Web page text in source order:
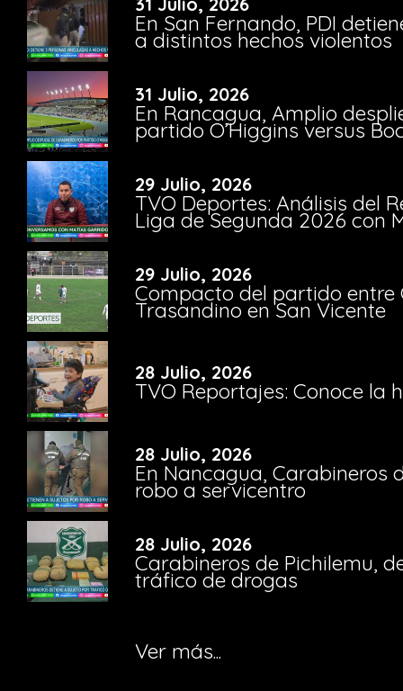
En San Fernando, PDI
a distintos hechos violentos
31 Julio, 2026
En Rancagua, Amplio
partido O’Higgins versus
29 Julio, 2026
TVO Deportes: Análisis del
Liga de Segunda 2026 con
29 Julio, 2026
Compacto del partido entre
Trasandino en San Vicente
28 Julio, 2026
TVO Reportajes: Conoce la
28 Julio, 2026
En Nancagua, Carabineros
robo a servicentro
28 Julio, 2026
Carabineros de Pichilemu,
tráfico de drogas
Ver más...